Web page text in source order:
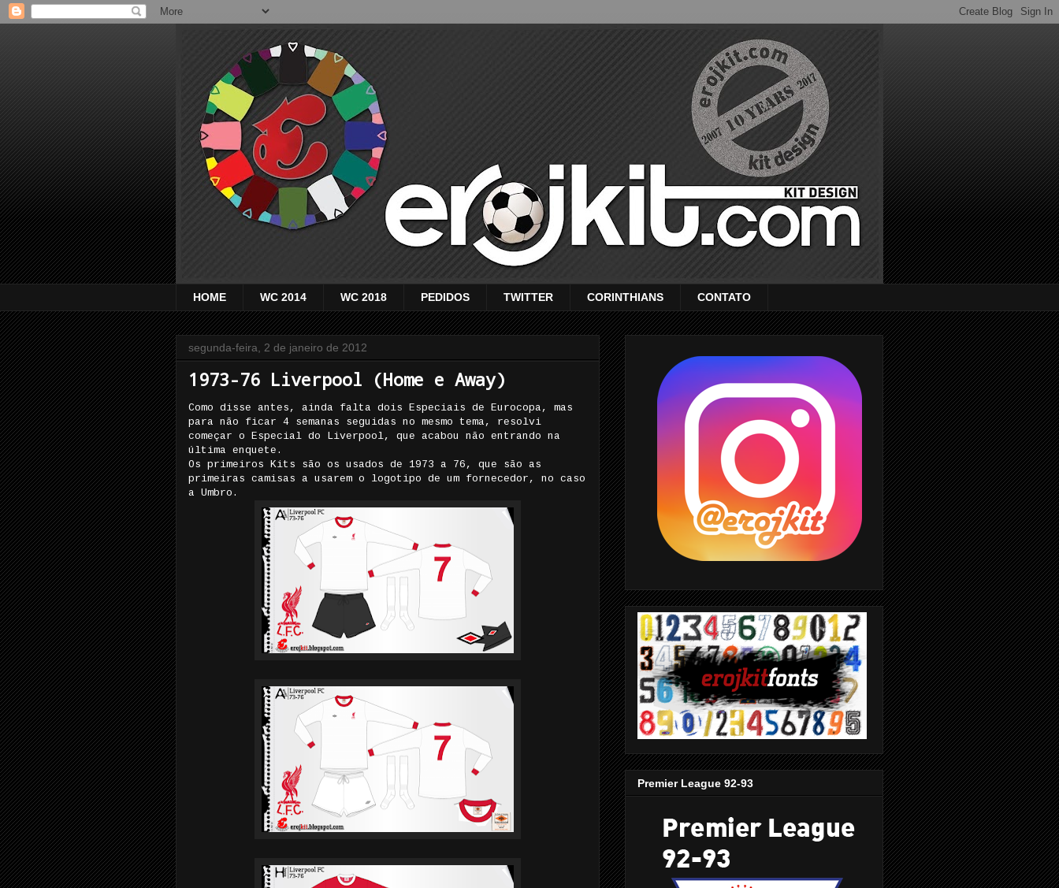
HOME WC 2014 WC 2018 PEDIDOS TWITTER CORINTHIANS CONTATO
segunda-feira, 2 de janeiro de 2012
1973-76 Liverpool (Home e Away)
Como disse antes, ainda falta dois Especiais de Eurocopa, mas
para não ficar 4 semanas seguidas no mesmo tema, resolvi
começar o Especial do Liverpool, que acabou não entrando na
última enquete.
Os primeiros Kits são os usados de 1973 a 76, que são as
primeiras camisas a usarem o logotipo de um fornecedor, no caso
a Umbro.
Premier League 92-93